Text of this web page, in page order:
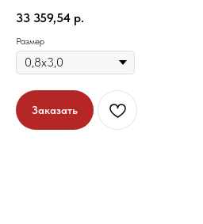
33 359,54 р.
Размер
Заказать